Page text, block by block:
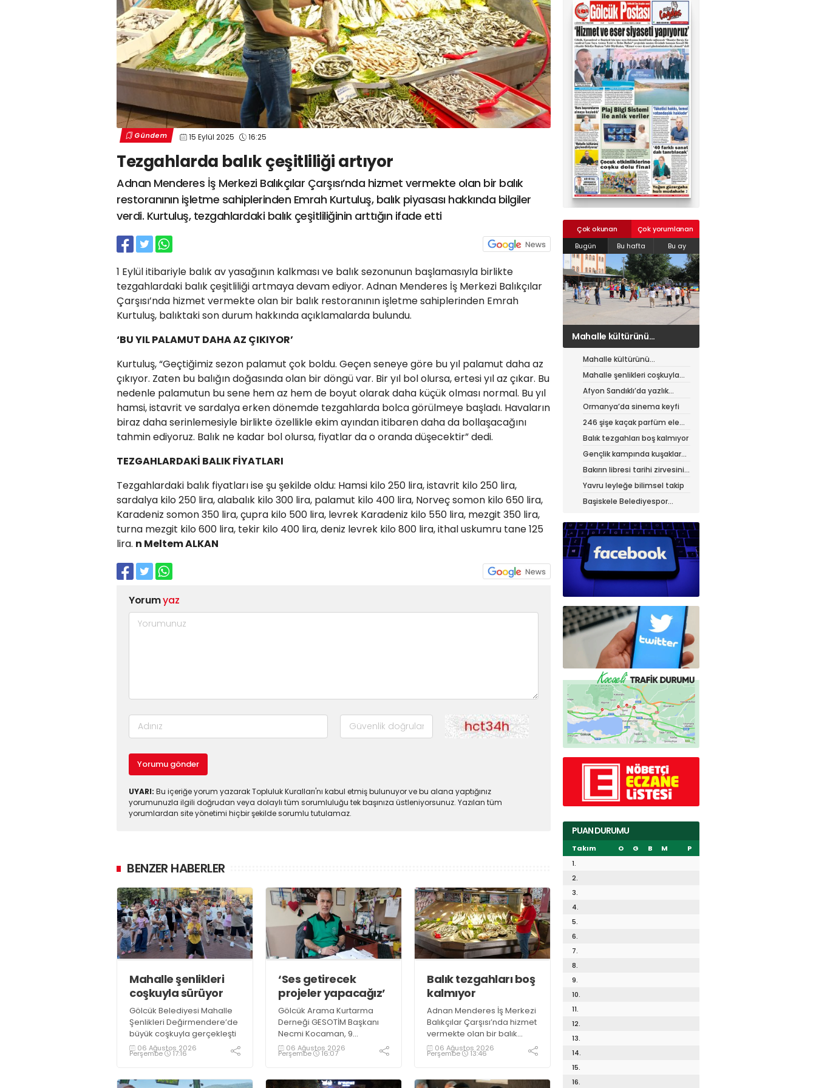
Gündem 15 Eylül 2025 16:25
Tezgahlarda balık çeşitliliği artıyor
Adnan Menderes İş Merkezi Balıkçılar Çarşısı’nda hizmet vermekte olan bir balık
restoranının işletme sahiplerinden Emrah Kurtuluş, balık piyasası hakkında bilgiler
verdi. Kurtuluş, tezgahlardaki balık çeşitliliğinin arttığın ifade etti
1 Eylül itibariyle balık av yasağının kalkması ve balık sezonunun başlamasıyla birlikte
tezgahlardaki balık çeşitliliği artmaya devam ediyor. Adnan Menderes İş Merkezi Balıkçılar
Çarşısı’nda hizmet vermekte olan bir balık restoranının işletme sahiplerinden Emrah
Kurtuluş, balıktaki son durum hakkında açıklamalarda bulundu.
‘BU YIL PALAMUT DAHA AZ ÇIKIYOR’
Kurtuluş, “Geçtiğimiz sezon palamut çok boldu. Geçen seneye göre bu yıl palamut daha az
çıkıyor. Zaten bu balığın doğasında olan bir döngü var. Bir yıl bol olursa, ertesi yıl az çıkar. Bu
nedenle palamutun bu sene hem az hem de boyut olarak daha küçük olması normal. Bu yıl
hamsi, istavrit ve sardalya erken dönemde tezgahlarda bolca görülmeye başladı. Havaların
biraz daha serinlemesiyle birlikte özellikle ekim ayından itibaren daha da bollaşacağını
tahmin ediyoruz. Balık ne kadar bol olursa, fiyatlar da o oranda düşecektir” dedi.
TEZGAHLARDAKİ BALIK FİYATLARI
Tezgahlardaki balık fiyatları ise şu şekilde oldu: Hamsi kilo 250 lira, istavrit kilo 250 lira,
sardalya kilo 250 lira, alabalık kilo 300 lira, palamut kilo 400 lira, Norveç somon kilo 650 lira,
Karadeniz somon 350 lira, çupra kilo 500 lira, levrek Karadeniz kilo 550 lira, mezgit 350 lira,
turna mezgit kilo 600 lira, tekir kilo 400 lira, deniz levrek kilo 800 lira, ithal uskumru tane 125
lira. n Meltem ALKAN
Yorumyaz
Yorumu gönder
UYARI: Bu içeriğe yorum yazarak Topluluk Kuralları'nı kabul etmiş bulunuyor ve bu alana yaptığınız
yorumunuzla ilgili doğrudan veya dolaylı tüm sorumluluğu tek başınıza üstleniyorsunuz. Yazılan tüm
yorumlardan site yönetimi hiçbir şekilde sorumlu tutulamaz.
BENZER HABERLER
Mahalle şenlikleri
coşkuyla sürüyor
Gölcük Belediyesi Mahalle
Şenlikleri Değirmendere’de
büyük coşkuyla gerçekleşti
06 Ağustos 2026
Perşembe 17:16
‘Ses getirecek
projeler yapacağız’
Gölcük Arama Kurtarma
Derneği GESOTİM Başkanı
Necmi Kocaman, 9
Ağustos’ta gerçekleşecek
sınavın ardından 4. Akredite
tamamlayacaklarını ifade
06 Ağustos 2026
Perşembe 16:07
Balık tezgahları boş
kalmıyor
Adnan Menderes İş Merkezi
Balıkçılar Çarşısı’nda hizmet
vermekte olan bir balık
restoranının işletme
sahiplerinden Emrah
tezgahlarda taze balık
06 Ağustos 2026
Perşembe 13:46
Çok okunan
Çok yorumlanan
Bugün
Bu hafta Bu ay
Mahalle şenlikleri coşkuyla
sürüyor
Mahalle kültürünü
canlandıran şenlik
Mahalle şenlikleri coşkuyla
sürüyor
Afyon Sandıklı’da yazlık
patates hasadı
Ormanya’da sinema keyfi
246 şişe kaçak parfüm ele
geçirildi
Balık tezgahları boş kalmıyor
Gençlik kampında kuşaklar
buluştu
Bakırın libresi tarihi zirvesini
test ediyor
Yavru leyleğe bilimsel takip
Başiskele Belediyespor
PUAN DURUMU
Takım O G B M
P
1.
2.
3.
4.
5.
6.
7.
8.
9.
10.
11.
12.
13.
14.
15.
16.
02624132333
haber@golcukpostasi.com